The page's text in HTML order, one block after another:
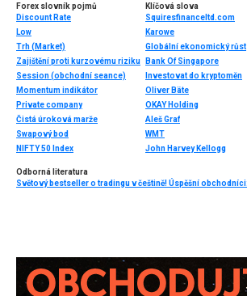
Forex slovník pojmů
Discount Rate
Low
Trh (Market)
Zajištění proti kurzovému riziku
Session (obchodní seance)
Momentum indikátor
Private company
Čistá úroková marže
Swapový bod
NIFTY 50 Index
Klíčová slova
Squiresfinanceltd.com
Karowe
Globální ekonomický růst
Bank Of Singapore
Investovat do kryptoměn
Oliver Bäte
OKAY Holding
Aleš Graf
WMT
John Harvey Kellogg
Odborná literatura